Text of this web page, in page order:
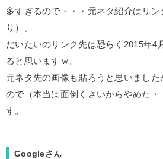
多すぎるので・・・元ネタ紹介はリ
り）。
だいたいのリンク先は恐らく2015年4
ると思いますｗ。
元ネタ先の画像も貼ろうと思いまし
ので（本当は面倒くさいからやめた
す。
Googleさん